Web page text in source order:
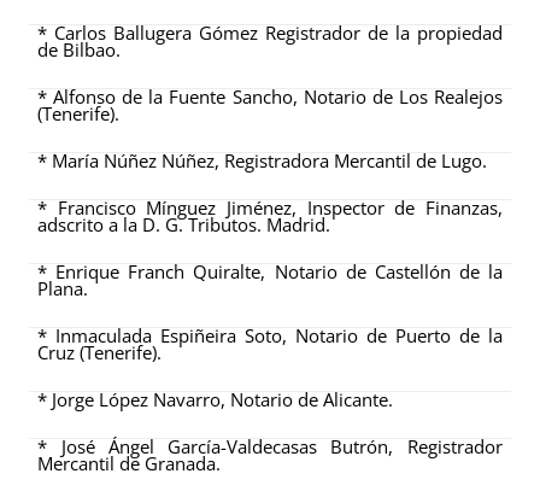
* Carlos Ballugera Gómez Registrador de la propiedad
de Bilbao.
* Alfonso de la Fuente Sancho, Notario de Los Realejos
(Tenerife).
* María Núñez Núñez, Registradora Mercantil de Lugo.
* Francisco Mínguez Jiménez, Inspector de Finanzas,
adscrito a la D. G. Tributos. Madrid.
* Enrique Franch Quiralte, Notario de Castellón de la
Plana.
* Inmaculada Espiñeira Soto, Notario de Puerto de la
Cruz (Tenerife).
* Jorge López Navarro, Notario de Alicante.
* José Ángel García-Valdecasas Butrón, Registrador
Mercantil de Granada.